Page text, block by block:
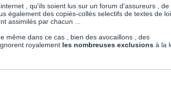
, qu'ils soient lus sur un forum d'assureurs , de
également des copiés-collés selectifs de textes de loi ,
assimilés par chacun ...
même dans ce cas , bien des avocaillons , des
royalement les nombreuses exclusions à la